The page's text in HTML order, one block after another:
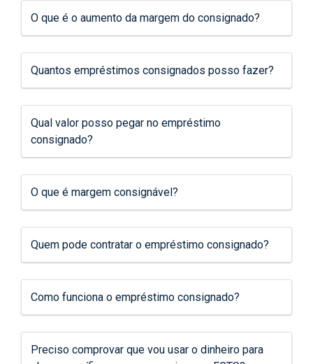
O que é o aumento da margem do consignado?
Quantos empréstimos consignados posso fazer?
Qual valor posso pegar no empréstimo
consignado?
O que é margem consignável?
Quem pode contratar o empréstimo consignado?
Como funciona o empréstimo consignado?
Preciso comprovar que vou usar o dinheiro para